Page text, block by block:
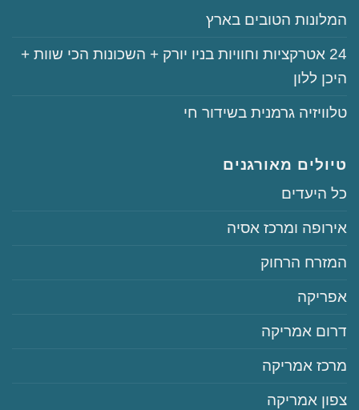
‏המלונות הטובים בארץ
‏‏24‏ אטרקציות וחוויות בניו יורק + השכונות הכי שוות +
היכן ללון
‏טלוויזיה גרמנית בשידור חי
טיולים מאורגנים
‏כל היעדים
‏אירופה ומרכז אסיה
‏המזרח הרחוק
‏אפריקה
‏דרום אמריקה
‏מרכז אמריקה
‏צפון אמריקה